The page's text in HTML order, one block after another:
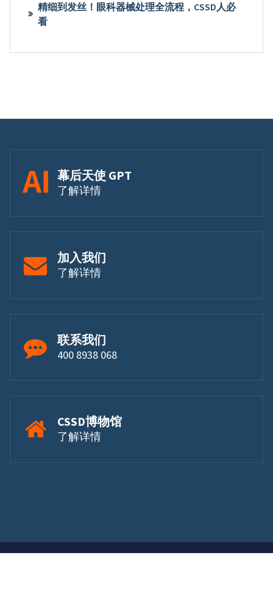
精细到发丝！眼科器械处理全流程，CSSD人必
看
幕后天使 GPT
了解详情
加入我们
了解详情
联系我们
400 8938 068
CSSD博物馆
了解详情